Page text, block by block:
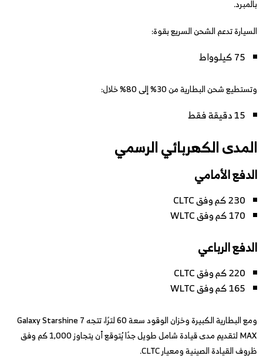
بالمبرد.
السيارة تدعم الشحن السريع بقوة:
75 كيلوواط
وتستطيع شحن البطارية من 30% إلى 80% خلال:
15 دقيقة فقط
المدى الكهربائي الرسمي
الدفع الأمامي
230 كم وفق CLTC
170 كم وفق WLTC
الدفع الرباعي
220 كم وفق CLTC
165 كم وفق WLTC
ومع البطارية الكبيرة وخزان الوقود سعة 60 لترًا، تتجه Galaxy Starshine 7
MAX لتقديم مدى قيادة شامل طويل جدًا يُتوقع أن يتجاوز 1,000 كم وفق
ظروف القيادة الصينية ومعيار CLTC.